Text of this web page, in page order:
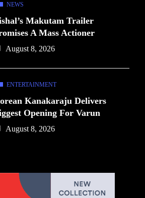
NEWS
Makutam Trailer
A Mass Actioner
August 8, 2026
ENTERTAINMENT
Kanakaraju Delivers
Opening For Varun
August 8, 2026